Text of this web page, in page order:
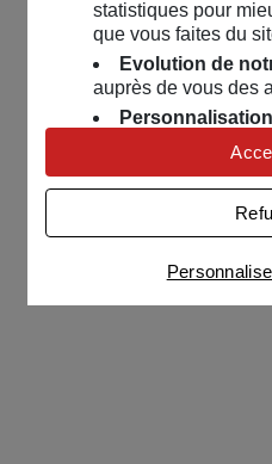
statistiques pour
que vous faites du
Evolution de
auprès de vous des
nous servons de
contenus et
Univers
nos partenaires des
publicités
Connaître notre politique
partenaires